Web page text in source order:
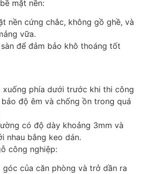
mặt nền:
nền cứng chắc, không gồ ghề, và
vữa.
để đảm bảo khô thoáng tốt
phía dưới trước khi thi công
độ êm và chống ồn trong quá
có độ dày khoảng 3mm và
nhau bằng keo dán.
công nghiệp:
góc của căn phòng và trở dần ra